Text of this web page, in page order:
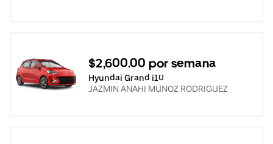
$2,600.00 por semana
Hyundai Grand i10
JAZMIN ANAHI MUNOZ RODRIGUEZ